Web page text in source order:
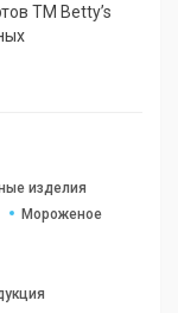
ТМ Betty’s
изделия
Мороженое